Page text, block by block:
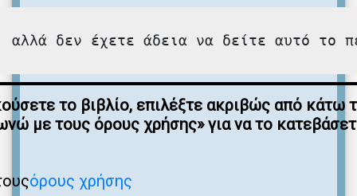
αλλά δεν έχετε άδεια να δείτε αυτό το
το βιβλίο, επιλέξτε ακριβώς από κάτω
με τους όρους χρήσης» για να το
όρους χρήσης